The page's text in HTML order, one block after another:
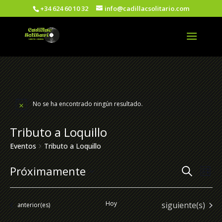
+34 624 60 10 32 info@cadillacsolitario.com
No se ha encontrado ningún resultado.
Tributo a Loquillo
Eventos Tributo a Loquillo
de
Buscar
de
de
Lista
Próximamente
Seleccionar
fecha.
Eventos
anterior(es) Hoy Eventos
siguiente(s)